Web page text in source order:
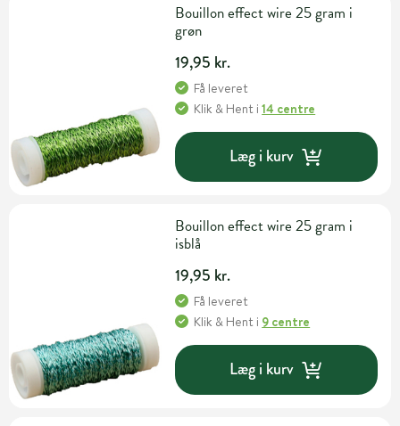
Bouillon effect wire 25 gram i
grøn
19,95 kr.
Få leveret
Klik & Hent i14 centre
Læg i kurv
Bouillon effect wire 25 gram i
isblå
19,95 kr.
Få leveret
Klik & Hent i 9 centre
Læg i kurv